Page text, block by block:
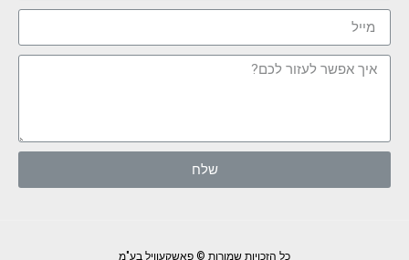
שלח
כל הזכויות שמורות © פאשקעוויל בע"מ